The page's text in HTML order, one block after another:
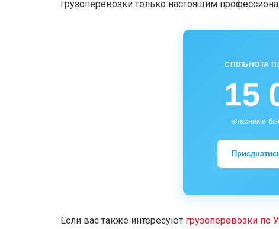
грузоперевозки только настоящим
СПІЛЬНОТА
15
власників
Если вас также интересуют грузоперевозки по